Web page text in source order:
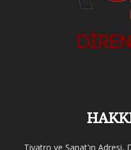
Tiyatro ve Sanat'ın Adresi,